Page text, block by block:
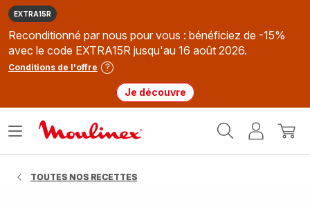
EXTRA15R
Reconditionné par nous pour vous : bénéficiez de -15%
avec le code EXTRA15R jusqu'au 16 août 2026.
Conditions de l'offre
Je découvre
MonMon
Ouvrir
TOUTES NOS RECETTES